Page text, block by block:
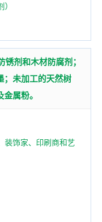
锈剂和木材防腐剂；
；未加工的天然树
属粉。
装饰家、印刷商和艺